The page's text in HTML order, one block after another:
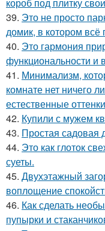
39. Это не просто
домик, в котором
40. Это гармония
функциональности и
41. Минимализм,
комнате нет ничего
естественные
42. Купили с мужем
43. Простая садовая
44. Это как глоток
суеты.
45. Двухэтажный
воплощение
46. Как сделать
пупырки и